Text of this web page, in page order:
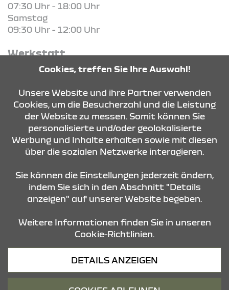
07:30 Uhr - 18:00 Uhr
Samstag
09:30 Uhr - 12:00 Uhr
Werkstatt
Montag - Freitag
13:00 - 17:00 Uhr
KONTAKT & ANFAHRT
Datenschutz
Cookies, treffen Sie Ihre Auswahl!
Unsere Website und ihre Partner verwenden
Cookies, um die Besucherzahl und die Leistung
der Website zu messen. Somit können Sie
personalisierte und/oder geolokalisierte
Werbung und Inhalte erhalten sowie mit diesen
über die sozialen Netzwerke interagieren.
Sie können die Einstellungen jederzeit ändern,
indem Sie sich in den Abschnitt "Details
anzeigen" auf unserer Website begeben.
Weitere Informationen finden Sie in unseren
Cookie-Richtlinien.
DETAILS ANZEIGEN